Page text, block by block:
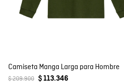
Camiseta Manga Larga para Hombre
$ 209.900 $ 113.346